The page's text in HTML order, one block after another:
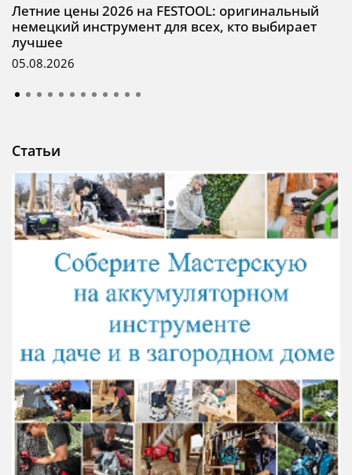
Летние цены 2026 на FESTOOL: оригинальный
немецкий инструмент для всех, кто выбирает
лучшее
05.08.2026
Статьи